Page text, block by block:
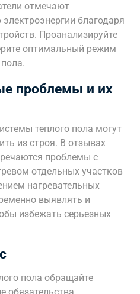
отмечают
благодаря
Проанализируйте
оптимальный режим
проблемы и их
теплого пола могут
из строя. В отзывах
проблемы с
отдельных участков
нагревательных
выявлять и
избежать серьезных
пола обращайте